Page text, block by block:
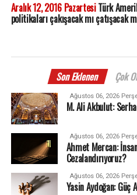
Aralık 12, 2016 PazartesiTürk
politikaları çakışacak mı çatışacak
Son Eklenen Çok
Ağustos 06, 2026
M. Ali Akbulut:
Ağustos 06, 2026
Ahmet Mercan:
Cezalandırıyoruz?
Ağustos 06, 2026
Yasin Aydoğan: Güç